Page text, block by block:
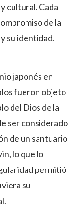
cultural. Cada
de la
su identidad.
japonés en
fueron objeto
del Dios de la
ser considerado
de un santuario
lo que lo
permitió
su